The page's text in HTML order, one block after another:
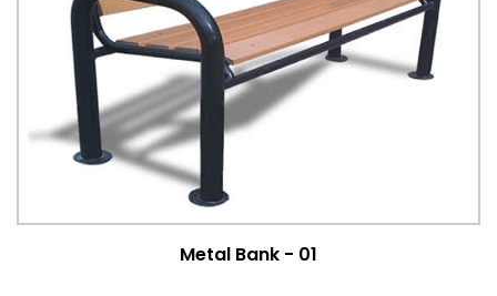
Metal Bank - 01